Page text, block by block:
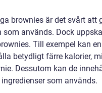
brownies är det svårt att
används. Dock
Till exempel kan en
betydligt färre kalorier,
Dessutom kan de
som används.